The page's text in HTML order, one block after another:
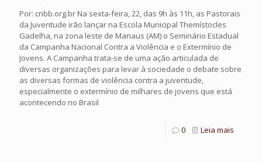
Por: cnbb.org.br Na sexta-feira, 22, das 9h às 11h, as Pastorais
da Juventude irão lançar na Escola Municipal Themístocles
Gadelha, na zona leste de Manaus (AM) o Seminário Estadual
da Campanha Nacional Contra a Violência e o Extermínio de
Jovens. A Campanha trata-se de uma ação articulada de
diversas organizações para levar à sociedade o debate sobre
as diversas formas de violência contra a juventude,
especialmente o extermínio de milhares de jovens que está
acontecendo no Brasil
0 Leia mais